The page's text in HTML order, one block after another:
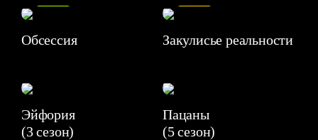
Обсессия Закулисье реальности
Эйфория
(3 сезон)
Пацаны
(5 сезон)